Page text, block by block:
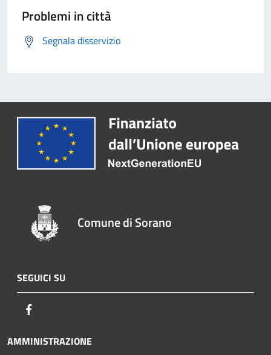
Problemi in città
Segnala disservizio
Comune di Sorano
SEGUICI SU
AMMINISTRAZIONE